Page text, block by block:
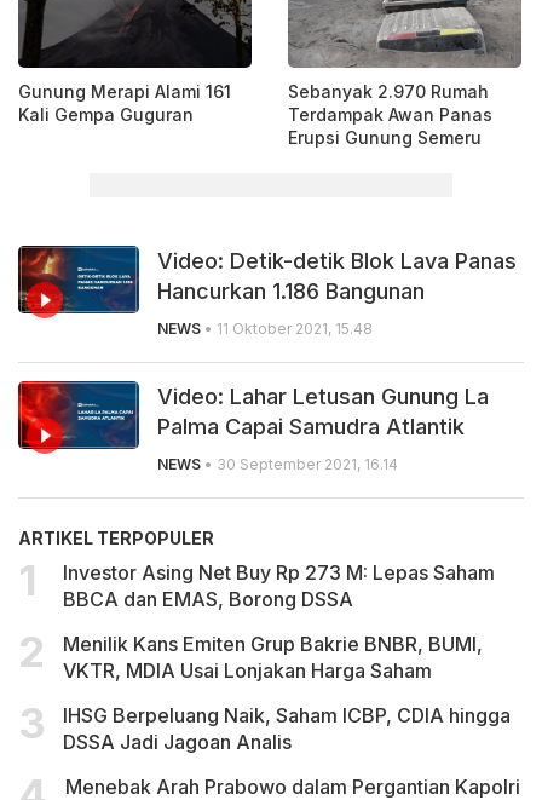
Gunung Merapi Alami 161
Kali Gempa Guguran
Sebanyak 2.970 Rumah
Terdampak Awan Panas
Erupsi Gunung Semeru
Video: Detik-detik Blok Lava Panas
Hancurkan 1.186 Bangunan
NEWS • 11 Oktober 2021, 15.48
Video: Lahar Letusan Gunung La
Palma Capai Samudra Atlantik
NEWS • 30 September 2021, 16.14
ARTIKEL TERPOPULER
Investor Asing Net Buy Rp 273 M: Lepas Saham
BBCA dan EMAS, Borong DSSA
Menilik Kans Emiten Grup Bakrie BNBR, BUMI,
VKTR, MDIA Usai Lonjakan Harga Saham
IHSG Berpeluang Naik, Saham ICBP, CDIA hingga
DSSA Jadi Jagoan Analis
Menebak Arah Prabowo dalam Pergantian Kapolri